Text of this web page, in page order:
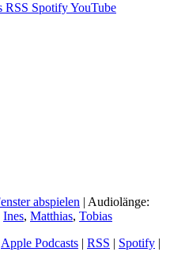
RSS SpotifyYouTube
abspielen Audiolänge:
Ines, Matthias, Tobias
Apple Podcasts RSS Spotify